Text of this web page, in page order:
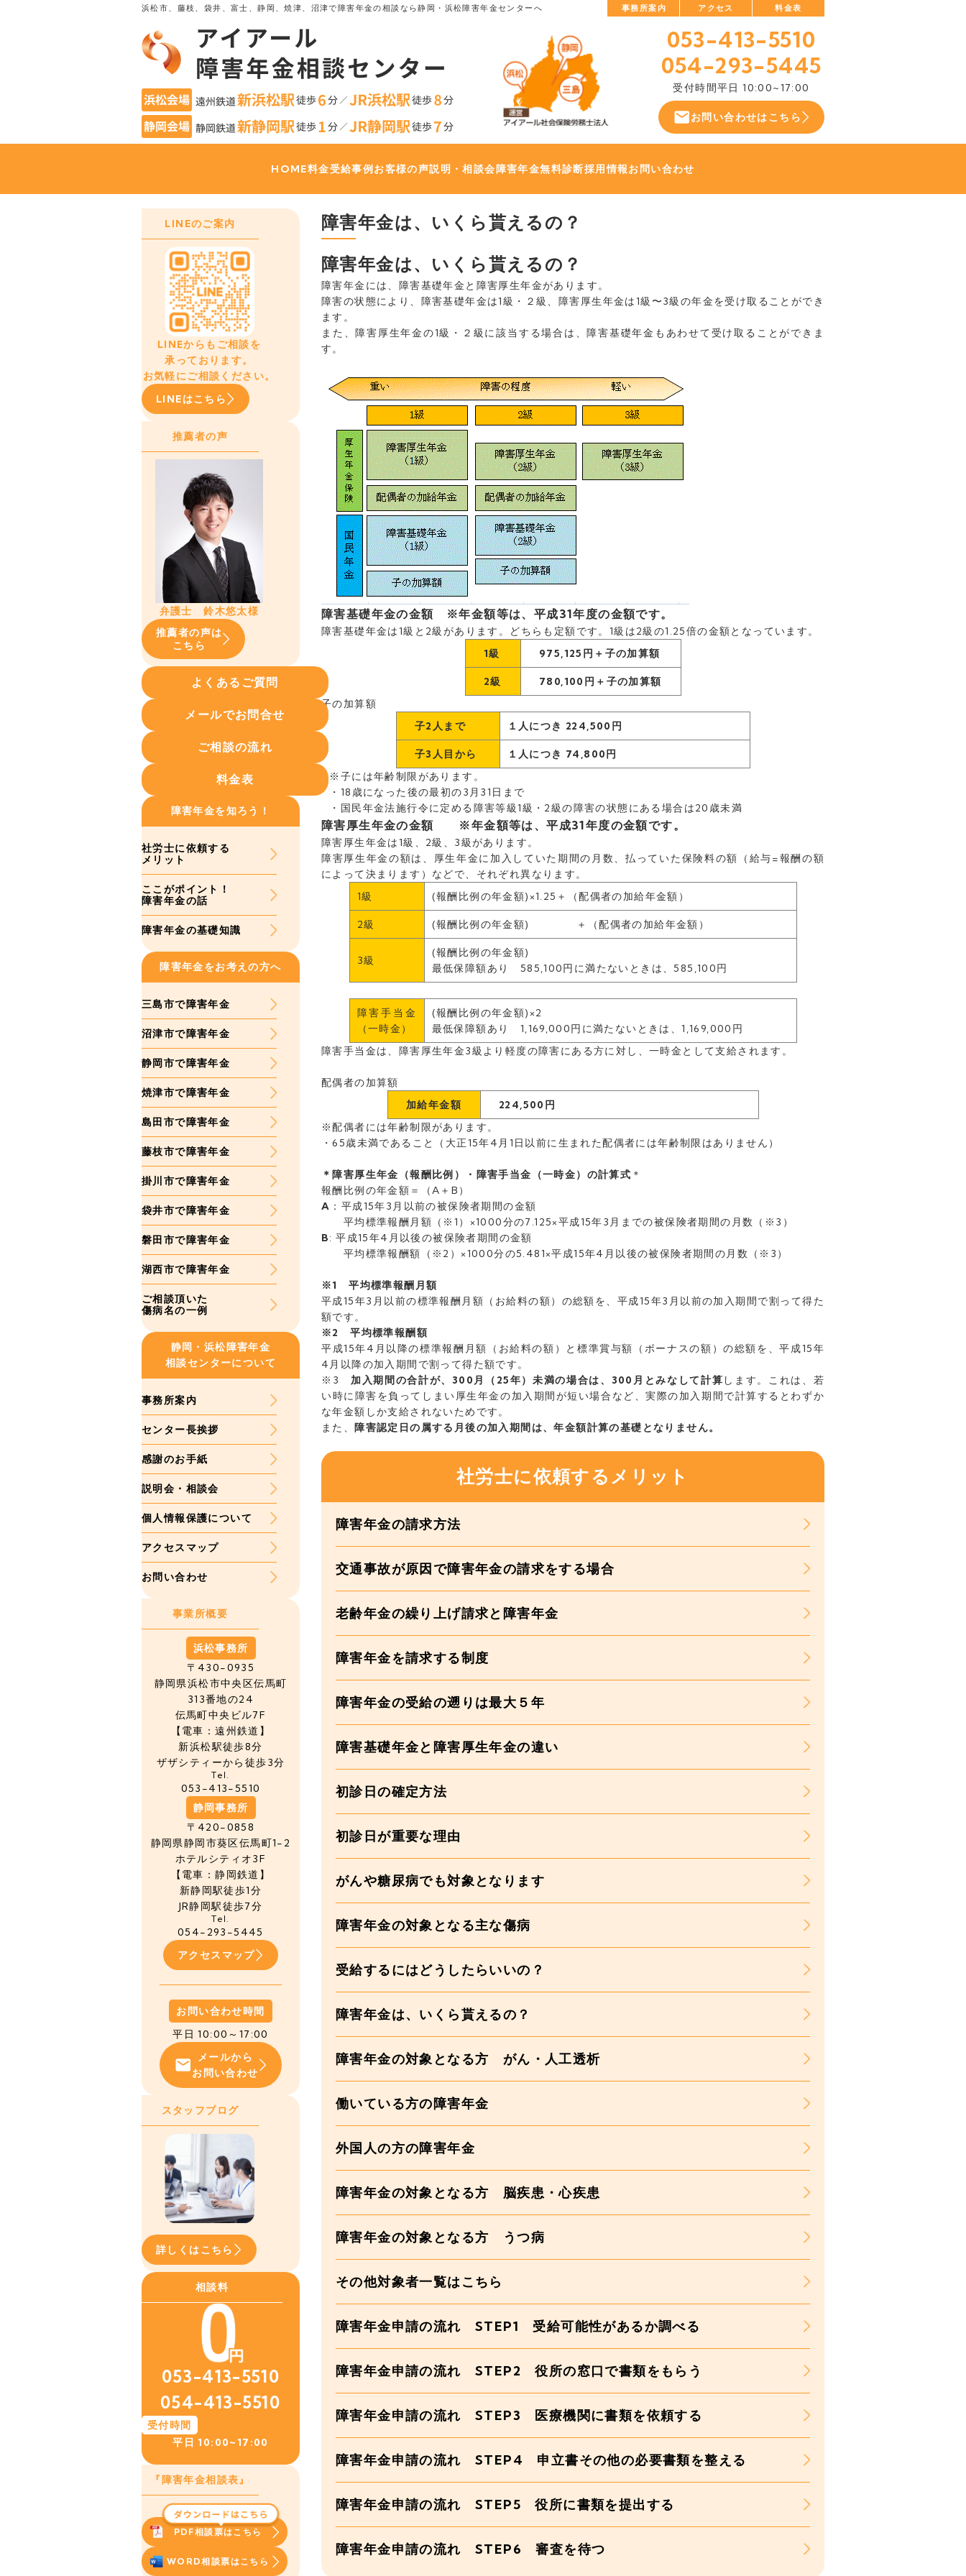
浜松市、藤枝、袋井、富士、静岡、焼津、沼津で障害年金の相談なら静岡・浜松障害年金センターへ 事務所案内 アクセス 料金表
053-413-5510
054-293-5445
受付時間平日 10:00~17:00
お問い合わせはこちら
HOME料金受給事例お客様の声説明・相談会障害年金無料診断採用情報お問い合わせ
障害年金は、いくら貰えるの？
障害年金は、いくら貰えるの？
障害年金には、障害基礎年金と障害厚生年金があります。
障害の状態により、障害基礎年金は1級・２級、障害厚生年金は1級〜3級の年金を受け取ることができ
ます。
また、障害厚生年金の1級・２級に該当する場合は、障害基礎年金もあわせて受け取ることができま
す。
障害基礎年金の金額 ※年金額等は、平成31年度の金額です。
障害基礎年金は1級と2級があります。どちらも定額です。1級は2級の1.25倍の金額となっています。
1級
975,125円＋子の加算額
2級
780,100円＋子の加算額
子の加算額
子2人まで
１人につき 224,500円
子3人目から
１人につき 74,800円
※子には年齢制限があります。
・18歳になった後の最初の3月31日まで
・国民年金法施行令に定める障害等級1級・2級の障害の状態にある場合は20歳未満
障害厚生年金の金額 ※年金額等は、平成31年度の金額です。
障害厚生年金は1級、2級、3級があります。
障害厚生年金の額は、厚生年金に加入していた期間の月数、払っていた保険料の額（給与=報酬の額
によって決まります）などで、それぞれ異なります。
1級
(報酬比例の年金額)×1.25＋（配偶者の加給年金額）
2級 (報酬比例の年金額) ＋（配偶者の加給年金額）
3級
(報酬比例の年金額)
最低保障額あり 585,100円に満たないときは、585,100円
障害手当金
（一時金）
(報酬比例の年金額)×2
最低保障額あり 1,169,000円に満たないときは、1,169,000円
障害手当金は、障害厚生年金3級より軽度の障害にある方に対し、一時金として支給されます。
配偶者の加算額
加給年金額
224,500円
※配偶者には年齢制限があります。
・65歳未満であること（大正15年4月1日以前に生まれた配偶者には年齢制限はありません）
＊障害厚生年金（報酬比例）・障害手当金（一時金）の計算式 ＊
報酬比例の年金額＝（A＋B）
A ：平成15年3月以前の被保険者期間の金額
平均標準報酬月額（※1）×1000分の7.125×平成15年3月までの被保険者期間の月数（※3）
B: 平成15年4月以後の被保険者期間の金額
平均標準報酬額（※2）×1000分の5.481×平成15年4月以後の被保険者期間の月数（※3）
※1 平均標準報酬月額
平成15年3月以前の標準報酬月額（お給料の額）の総額を、平成15年3月以前の加入期間で割って得た
額です。
※2 平均標準報酬額
平成15年4月以降の標準報酬月額（お給料の額）と標準賞与額（ボーナスの額）の総額を、平成15年
4月以降の加入期間で割って得た額です。
※3 加入期間の合計が、300月（25年）未満の場合は、300月とみなして計算 します。これは、若
い時に障害を負ってしまい厚生年金の加入期間が短い場合など、実際の加入期間で計算するとわずか
な年金額しか支給されないためです。
また、障害認定日の属する月後の加入期間は、年金額計算の基礎となりません。
社労士に依頼するメリット
障害年金の請求方法
交通事故が原因で障害年金の請求をする場合
老齢年金の繰り上げ請求と障害年金
障害年金を請求する制度
障害年金の受給の遡りは最大５年
障害基礎年金と障害厚生年金の違い
初診日の確定方法
初診日が重要な理由
がんや糖尿病でも対象となります
障害年金の対象となる主な傷病
受給するにはどうしたらいいの？
障害年金は、いくら貰えるの？
障害年金の対象となる方 がん・人工透析
働いている方の障害年金
外国人の方の障害年金
障害年金の対象となる方 脳疾患・心疾患
障害年金の対象となる方 うつ病
その他対象者一覧はこちら
障害年金申請の流れ STEP1 受給可能性があるか調べる
障害年金申請の流れ STEP2 役所の窓口で書類をもらう
障害年金申請の流れ STEP3 医療機関に書類を依頼する
障害年金申請の流れ STEP4 申立書その他の必要書類を整える
障害年金申請の流れ STEP5 役所に書類を提出する
障害年金申請の流れ STEP6 審査を待つ
LINEのご案内
LINEからもご相談を
承っております。
お気軽にご相談ください。
LINEはこちら
推薦者の声
弁護士 鈴木悠太様
推薦者の声は
こちら
よくあるご質問
メールでお問合せ
ご相談の流れ
料金表
障害年金を知ろう！
社労士に依頼する
メリット
ここがポイント！
障害年金の話
障害年金の基礎知識
障害年金をお考えの方へ
三島市で障害年金
沼津市で障害年金
静岡市で障害年金
焼津市で障害年金
島田市で障害年金
藤枝市で障害年金
掛川市で障害年金
袋井市で障害年金
磐田市で障害年金
湖西市で障害年金
ご相談頂いた
傷病名の一例
静岡・浜松障害年金
相談センターについて
事務所案内
センター長挨拶
感謝のお手紙
説明会・相談会
個人情報保護について
アクセスマップ
お問い合わせ
事業所概要
浜松事務所
〒430-0935
静岡県浜松市中央区伝馬町
313番地の24
伝馬町中央ビル7F
【電車：遠州鉄道】
新浜松駅徒歩8分
ザザシティーから徒歩3分
Tel.
053-413-5510
静岡事務所
〒420-0858
静岡県静岡市葵区伝馬町1-2
ホテルシティオ3F
【電車：静岡鉄道】
新静岡駅徒歩1分
JR静岡駅徒歩7分
Tel.
054-293-5445
アクセスマップ
お問い合わせ時間
平日 10:00～17:00
メールから
お問い合わせ
スタッフブログ
詳しくはこちら
相談料
053-413-5510
054-413-5510
受付時間
平日 10:00~17:00
『障害年金相談表』
PDF相談票はこちら
WORD相談票はこちら